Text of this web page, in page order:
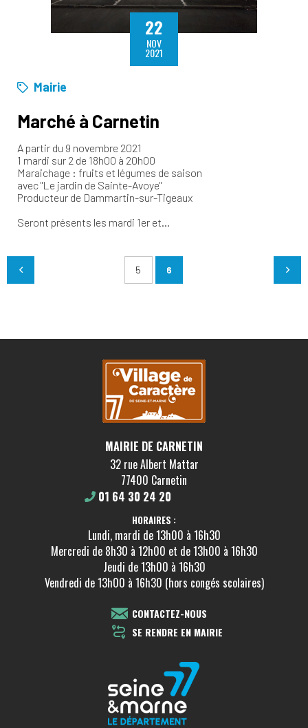
22
NOV
2021
Mairie
Marché à Carnetin
A partir du 9 novembre 2021
1 mardi sur 2 de 18h00 à 20h00
Maraichage : fruits et légumes de saison
avec "Le jardin de Sainte-Avoye"
Producteur de Dammartin-sur-Tigeaux
Seront présents les mardi 1er et…
5 6
MAIRIE DE CARNETIN
32 rue Albert Mattar
77400 Carnetin
01 64 30 24 20
HORAIRES :
Lundi, mardi de 13h00 à 16h30
Mercredi de 8h30 à 12h00 et de 13h00 à 16h30
Jeudi de 13h00 à 16h30
Vendredi de 13h00 à 16h30 (hors congés scolaires)
CONTACTEZ-NOUS
SE RENDRE EN MAIRIE